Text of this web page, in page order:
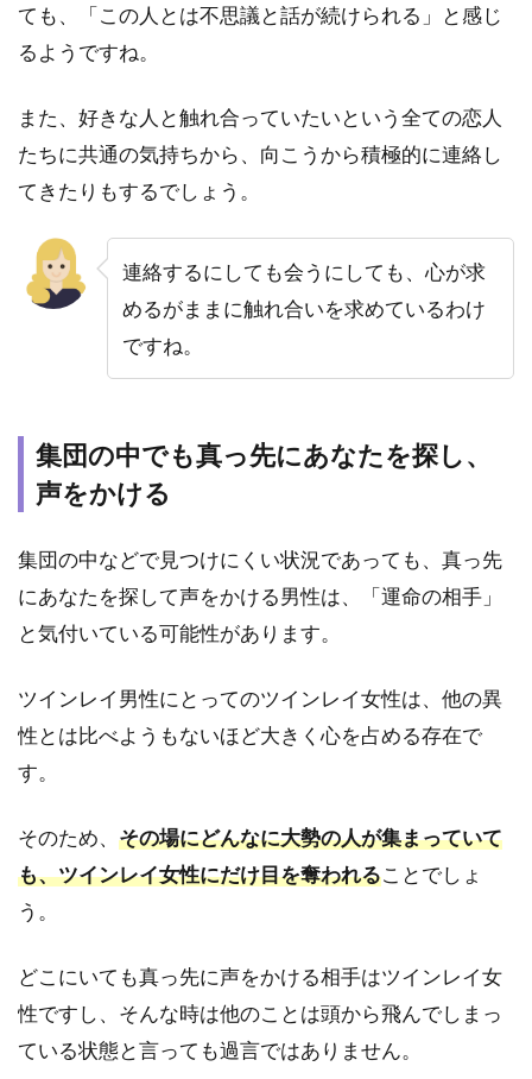
まる
で自
分事
うに
共感
し、
時に
む
2.3
吸い
じっ
とあ
なた
つめ
2.4
求め
ない
あな
守ろ
3
【言
葉
編】
ても、「この人とは不思議と話が続けられる」と感じ
るようですね。
また、好きな人と触れ合っていたいという全ての恋人
たちに共通の気持ちから、向こうから積極的に連絡し
てきたりもするでしょう。
連絡するにしても会うにしても、心が求
めるがままに触れ合いを求めているわけ
ですね。
集団の中でも真っ先にあなたを探し、
声をかける
集団の中などで見つけにくい状況であっても、真っ先
にあなたを探して声をかける男性は、「運命の相手」
と気付いている可能性があります。
ツインレイ男性にとってのツインレイ女性は、他の異
性とは比べようもないほど大きく心を占める存在で
す。
そのため、 その場にどんなに大勢の人が集まっていて
も、ツインレイ女性にだけ目を奪われることでしょ
う。
どこにいても真っ先に声をかける相手はツインレイ女
性ですし、そんな時は他のことは頭から飛んでしまっ
ている状態と言っても過言ではありません。